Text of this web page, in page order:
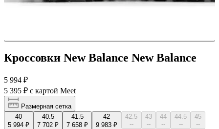
Кроссовки New Balance New Balance
5 994 ₽
5 395 ₽ с картой Meet
Размерная сетка
40
5 994 ₽
40.5
7 702 ₽
41.5
7 658 ₽
42
9 983 ₽
42.5
--
43
--
44
--
44.5
--
45
--